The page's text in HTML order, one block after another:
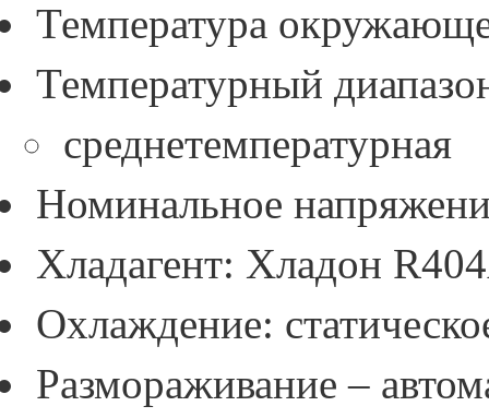
Температура
Температурный
Номинальное
Хладагент: Хладон
Охлаждение:
Размораживание –